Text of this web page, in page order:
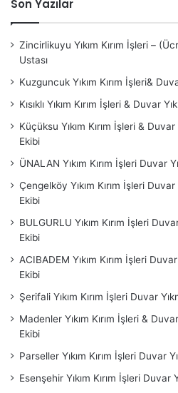
Hakkımızdasayfamızı ziyaret
referanslarımızı inceleyebilir ve
detaylı bilgi alabilirsiniz.
HİZMET VERDİĞİMİZ
YIKIM KIRIM USTASI İSTANBUL
Esatpaşa – Ferhatpaşa –
Küçükbakkalköy – Yenisahra –
–Bahçelievler– Şirinevler –
Ataköy
– Yeşilköy-
Bayrampaşa
Levent – Ortaköy – Ulus –
Polonezköy – Riva – Kavacık –
Cihangir – Büyükçekmece
Alemdağ – Çamlık –
Taşdelen –Esenler –
– Güngören
– Haznedar –
– Göztepe – Koşuyolu –
Çağlayan – Çeliktepe –Kartal
Son Yazılar
Zincirlikuyu Yıkım Kırım İşleri –
Ustası
Kuzguncuk Yıkım Kırım İşleri&
Kısıklı Yıkım Kırım İşleri & Duvar
Küçüksu Yıkım Kırım İşleri & Duvar
Ekibi
ÜNALAN Yıkım Kırım İşleri Duvar
Çengelköy Yıkım Kırım İşleri Duvar
Ekibi
BULGURLU Yıkım Kırım İşleri
Ekibi
ACIBADEM Yıkım Kırım İşleri
Ekibi
Şerifali Yıkım Kırım İşleri Duvar
Madenler Yıkım Kırım İşleri &
Ekibi
Parseller Yıkım Kırım İşleri Duvar
Esenşehir Yıkım Kırım İşleri Duvar